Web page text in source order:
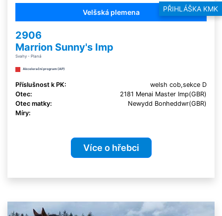
PŘIHLÁŠKA KMK
Velšská plemena
2906
Marrion Sunny's Imp
Svahy - Planá
Akcelerační program (AP)
Příslušnost k PK:
welsh cob,sekce D
Otec:
2181 Menai Master Imp(GBR)
Otec matky:
Newydd Bonheddwr(GBR)
Míry:
Více o hřebci